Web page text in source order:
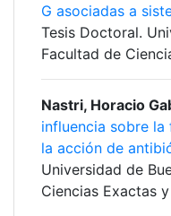
G asociadas a
Tesis Doctoral.
Facultad de
Nastri, Horacio
influencia sobre
la acción de
Universidad de
Ciencias Exactas